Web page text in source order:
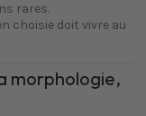
rares.
choisie doit vivre au
morphologie,